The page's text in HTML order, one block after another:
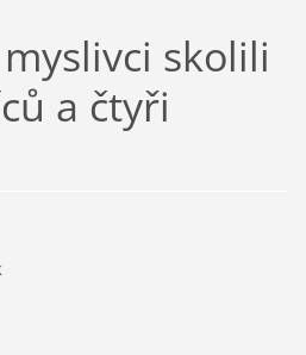
skolili
a čtyři